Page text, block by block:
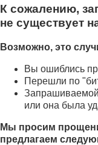
К сожалению,
не существует
Возможно, это
Вы ошиблись
Перешли по
Запрашиваемой
или она была
Мы просим
предлагаем